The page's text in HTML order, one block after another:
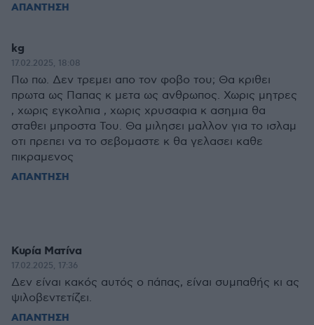
ΑΠΑΝΤΗΣΗ
kg
17.02.2025, 18:08
Πω πω. Δεν τρεμει απο τον φοβο του; Θα κριθει
πρωτα ως Παπας κ μετα ως ανθρωπος. Χωρις μητρες
, χωρις εγκολπια , χωρις χρυσαφια κ ασημια θα
σταθει μπροστα Του. Θα μιλησει μαλλον για το ισλαμ
οτι πρεπει να το σεβομαστε κ θα γελασει καθε
πικραμενος
ΑΠΑΝΤΗΣΗ
Κυρία Ματίνα
17.02.2025, 17:36
Δεν είναι κακός αυτός ο πάπας, είναι συμπαθής κι ας
ψιλοβεντετίζει.
ΑΠΑΝΤΗΣΗ